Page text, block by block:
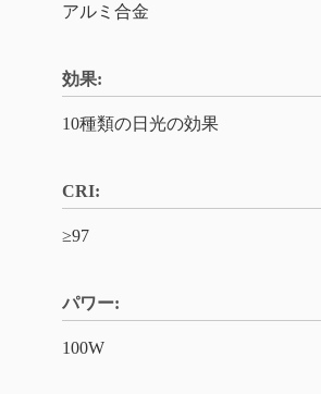
アルミ合金
効果:
10種類の日光の効果
CRI:
≥97
パワー:
100W